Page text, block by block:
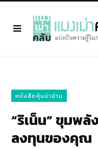
หนังสือหุ้นน่าอ่าน
“ริเน็น” ขุมพลั
ลงทุนของคุณ